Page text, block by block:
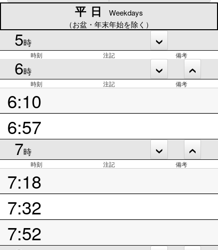
平日
Weekdays
（お盆・年末年始を除く）
5時
時刻 注記 備考
6時
時刻 注記 備考
6:10
6:57
7時
時刻 注記 備考
7:18
7:32
7:52